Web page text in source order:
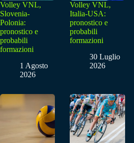
Volley VNL,
Slovenia-
Polonia:
pronostico e
probabili
formazioni
1 Agosto
2026
Volley VNL,
Italia-USA:
pronostico e
probabili
formazioni
30 Luglio
2026